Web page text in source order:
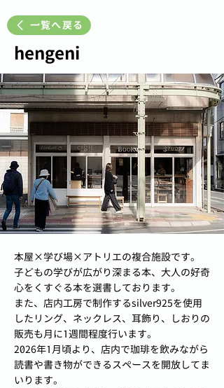
一覧へ戻る
hengeni
本屋×学び場×アトリエの複合施設です。
子どもの学びが広がり深まる本、大人の好奇
心をくすぐる本を選書しております。
また、店内工房で制作するsilver925を使用
したリング、ネックレス、耳飾り、しおりの
販売も月に1週間程度行います。
2026年1月頃より、店内で珈琲を飲みながら
読書や書き物ができるスペースを開放してま
いります。